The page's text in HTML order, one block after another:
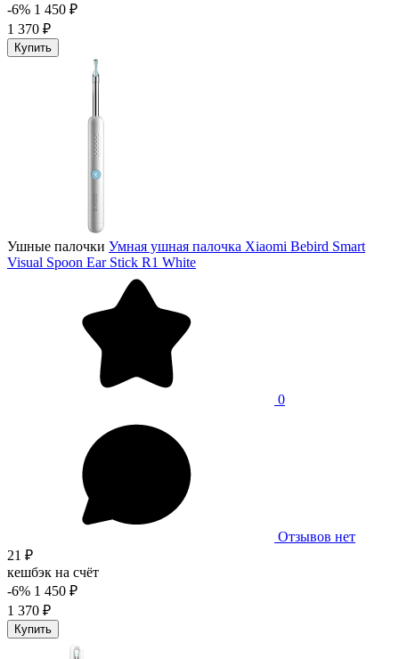
-6% 1 450 ₽
1 370 ₽
Купить
Ушные палочки Умная ушная палочка Xiaomi Bebird Smart
Visual Spoon Ear Stick R1 White
0
Отзывов нет
21 ₽
кешбэк на счёт
-6% 1 450 ₽
1 370 ₽
Купить